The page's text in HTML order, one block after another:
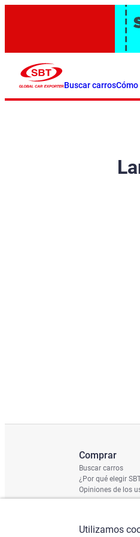
Buscar carros
Comprar
Buscar carros
¿Por qué elegir
Opiniones de los
Utilizamos